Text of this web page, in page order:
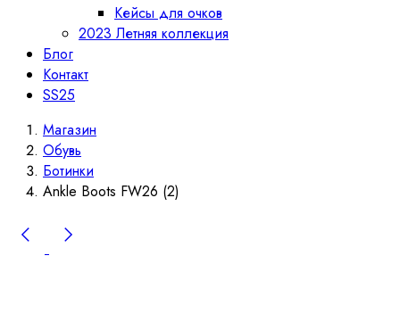
Кейсы для очков
2023 Летняя коллекция
Блог
Контакт
SS25
Магазин
Обувь
Ботинки
Ankle Boots FW26 (2)